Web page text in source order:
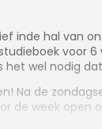
inde hal van
voor
wel nodig
Na de
de week open